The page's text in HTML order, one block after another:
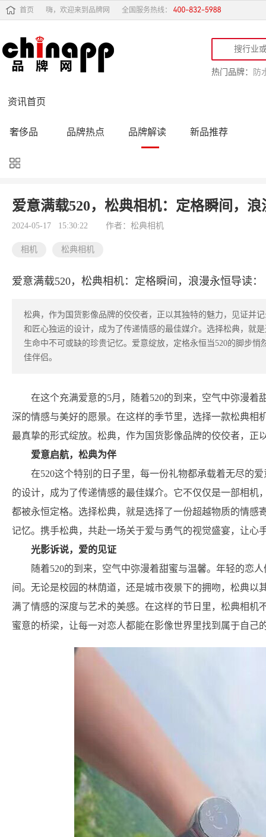
首页 嗨，欢迎来到品牌网 全国服务热线：
热门品牌： 防
资讯首页
奢侈品 品牌热点 品牌解读 新品推荐
品牌黑榜
品牌导购 专家点评 精彩点评
爱意满载520，松典相机：定格瞬间，浪
2024-05-17 15:30:22 作者：松典相机
相机 松典相机
爱意满载520，松典相机：定格瞬间，浪漫永恒导读：
松典，作为国货影像品牌的佼佼者，正以其独特的魅力，见证并
和匠心独运的设计，成为了传递情感的最佳媒介。选择松典，就
生命中不可或缺的珍贵记忆。爱意绽放，定格永恒当520的脚步
佳伴侣。
在这个充满爱意的5月，随着520的到来，空气中弥漫
深的情感与美好的愿景。在这样的季节里，选择一款松典相
最真挚的形式绽放。松典，作为国货影像品牌的佼佼者，正
爱意启航，松典为伴
在520这个特别的日子里，每一份礼物都承载着无尽的
的设计，成为了传递情感的最佳媒介。它不仅仅是一部相
都被永恒定格。选择松典，就是选择了一份超越物质的情感
记忆。携手松典，共赴一场关于爱与勇气的视觉盛宴，让心
光影诉说，爱的见证
随着520的到来，空气中弥漫着甜蜜与温馨。年轻的恋
间。无论是校园的林荫道，还是城市夜景下的拥吻，松典
满了情感的深度与艺术的美感。在这样的节日里，松典相
蜜意的桥梁，让每一对恋人都能在影像世界里找到属于自己